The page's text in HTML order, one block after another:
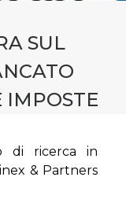
SUL
IMPOSTE
di ricerca in
& Partners